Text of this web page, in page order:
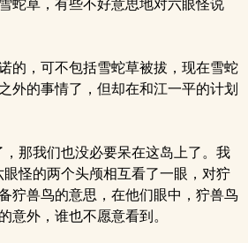
蛇草，有些不好意思地对六眼怪说
的，可不包括雪蛇草被拔，现在雪蛇
外的事情了，但却在和江一平的计划
那我们也没必要呆在这岛上了。我
怪的两个头颅相互看了一眼，对狞
狞兽鸟的意思，在他们眼中，狞兽鸟
意外，谁也不愿意看到。